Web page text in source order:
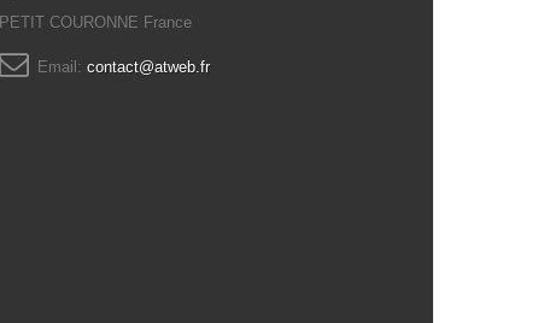
PETIT COURONNE France
Email: contact@atweb.fr